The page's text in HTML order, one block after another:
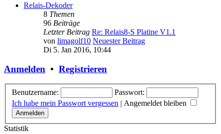
Relais-Dekoder
8 Themen
96 Beiträge
Letzter Beitrag Re: Relais8-S Platine V1.1
von limagolf10 Neuester Beitrag
Di 5. Jan 2016, 10:44
Anmelden • Registrieren
Benutzername:
Passwort:
Ich habe mein Passwort vergessen | Angemeldet bleiben
Statistik